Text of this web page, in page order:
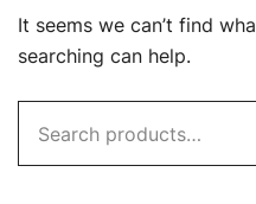
It seems we can’t find
searching can help.
for: